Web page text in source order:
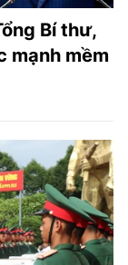
Bí thư,
mạnh mềm